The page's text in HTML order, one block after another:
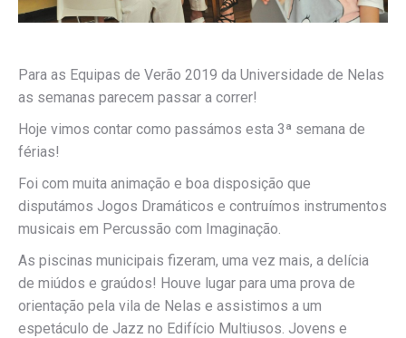
Para as Equipas de Verão 2019 da Universidade de Nelas
as semanas parecem passar a correr!
Hoje vimos contar como passámos esta 3ª semana de
férias!
Foi com muita animação e boa disposição que
disputámos Jogos Dramáticos e contruímos instrumentos
musicais em Percussão com Imaginação.
As piscinas municipais fizeram, uma vez mais, a delícia
de miúdos e graúdos! Houve lugar para uma prova de
orientação pela vila de Nelas e assistimos a um
espetáculo de Jazz no Edifício Multiusos. Jovens e